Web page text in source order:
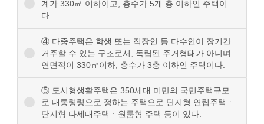
계가 330㎡ 이하이고, 층수가 5개 층 이하인 주택이
다.
④ 다중주택은 학생 또는 직장인 등 다수인이 장기간
거주할 수 있는 구조로서, 독립된 주거형태가 아니며
연면적이 330㎡이하, 층수가 3층 이하인 주택이다.
⑤ 도시형생활주택은 350세대 미만의 국민주택규모
로 대통령령으로 정하는 주택으로 단지형 연립주택ㆍ
단지형 다세대주택ㆍ원룸형 주택 등이 있다.